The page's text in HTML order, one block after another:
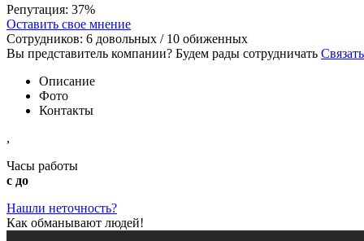
Репутация: 37%
Оставить свое мнение
Сотрудников: 6 довольных / 10 обиженных
Вы представитель компании? Будем рады сотрудничать
Описание
Фото
Контакты
,
Часы работы
с до
Нашли неточность?
Как обманывают людей!